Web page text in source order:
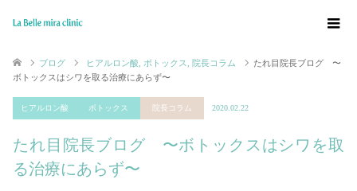
ブログ ヒアルロン酸 ボトックス 院長コラム
たれ目院長ブログ 〜
ボトックスはシワを取る治療にあらず〜
ヒアルロン酸 ボトックス 院長コラム 2020.02.22
たれ目院長ブログ 〜ボトックスはシワを取
る治療にあらず〜